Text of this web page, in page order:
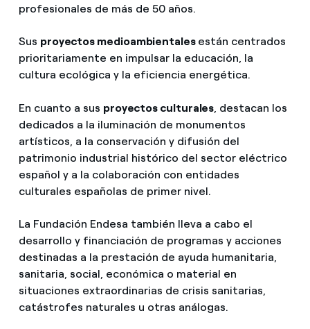
profesionales de más de 50 años.
Sus proyectos medioambientales están centrados
prioritariamente en impulsar la educación, la
cultura ecológica y la eficiencia energética.
En cuanto a sus proyectos culturales , destacan los
dedicados a la iluminación de monumentos
artísticos, a la conservación y difusión del
patrimonio industrial histórico del sector eléctrico
español y a la colaboración con entidades
culturales españolas de primer nivel.
La Fundación Endesa también lleva a cabo el
desarrollo y financiación de programas y acciones
destinadas a la prestación de ayuda humanitaria,
sanitaria, social, económica o material en
situaciones extraordinarias de crisis sanitarias,
catástrofes naturales u otras análogas.